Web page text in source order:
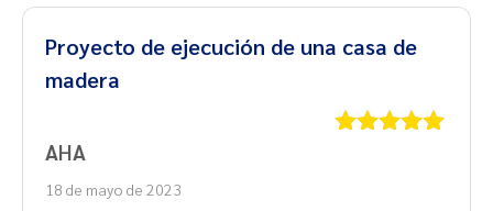
Proyecto de ejecución de una casa de
madera
AHA
18 de mayo de 2023